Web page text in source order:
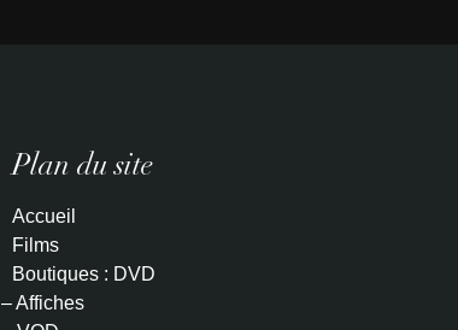
Plan du site
Accueil
Films
Boutiques : DVD
– Affiches